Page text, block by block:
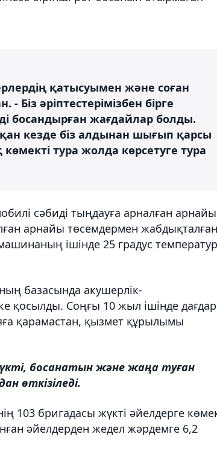
қатысуымен және соған
әріптестерімізбен бірге
босандырған жағдайлар болды.
кезде біз алдынан шығып қарсы
тура жолда көрсетуге тура
сәбиді тыңдауға арналған арнайы
арнайы төсемдермен
ішінде 25 градус
базасында акушерлік-
қосылды. Соңғы 10 жыл ішінде
қарамастан, қызмет құрылымы
босанатын және жаңа туған
өткізіледі.
103 бригадасы жүкті әйелдерге
әйелдерден жедел жәрдемге 6,2